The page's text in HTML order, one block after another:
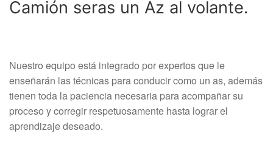
Noticias
Camión seras un Az al volante.
Nuestro equipo está integrado por expertos que le
enseñarán las técnicas para conducir como un as, además
tienen toda la paciencia necesaria para acompañar su
proceso y corregir respetuosamente hasta lograr el
aprendizaje deseado.